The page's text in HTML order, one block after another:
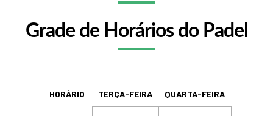
Grade de Horários do Padel
HORÁRIO TERÇA-FEIRA QUARTA-FEIRA